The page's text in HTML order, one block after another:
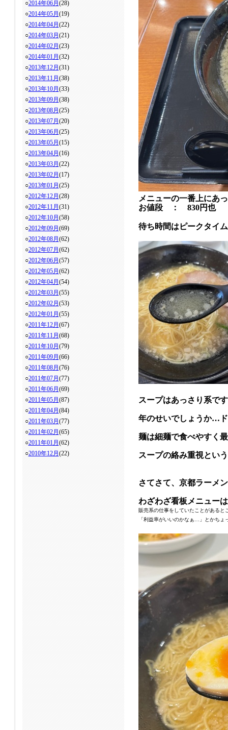
○2014年06月 (28)
○2014年05月 (19)
○2014年04月 (22)
○2014年03月 (21)
○2014年02月 (23)
○2014年01月 (32)
○2013年12月 (31)
○2013年11月 (38)
○2013年10月 (33)
○2013年09月 (38)
○2013年08月 (25)
○2013年07月 (20)
○2013年06月 (25)
○2013年05月 (15)
○2013年04月 (16)
○2013年03月 (22)
○2013年02月 (17)
○2013年01月 (25)
○2012年12月 (28)
○2012年11月 (31)
○2012年10月 (58)
○2012年09月 (69)
○2012年08月 (62)
○2012年07月 (62)
○2012年06月 (57)
○2012年05月 (62)
○2012年04月 (54)
○2012年03月 (55)
○2012年02月 (53)
○2012年01月 (55)
○2011年12月 (67)
○2011年11月 (68)
○2011年10月 (79)
○2011年09月 (66)
○2011年08月 (76)
○2011年07月 (77)
○2011年06月 (69)
○2011年05月 (87)
○2011年04月 (84)
○2011年03月 (77)
○2011年02月 (65)
○2011年01月 (62)
○2010年12月 (22)
メニューの一番上にあ
お値段 ： 830円也
待ち時間はピークタイ
スープはあっさり系で
年のせいでしょうか…
麺は細麺で食べやすく
スープの絡み重視とい
さてさて、京都ラーメ
わざわざ看板メニュー
販売系の仕事をしていたことがあると
「利益率がいいのかなぁ…」とかち